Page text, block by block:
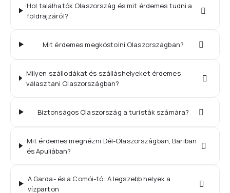
Hol találhatók Olaszország és mit érdemes tudni a
földrajzáról?
Mit érdemes megkóstolni Olaszországban?
Milyen szállodákat és szálláshelyeket érdemes
választani Olaszországban?
Biztonságos Olaszország a turisták számára?
Mit érdemes megnézni Dél-Olaszországban, Bariban
és Apuliában?
A Garda- és a Comói-tó: A legszebb helyek a
vízparton